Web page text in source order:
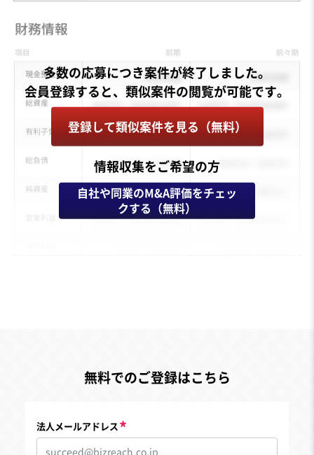
多数の応募につき案件が終了しました。
登録して類似案件を見る（無料）
情報収集をご希望の方
自社や同業のM&A評価をチェッ
クする（無料）
無料でのご登録はこちら
法人メールアドレス